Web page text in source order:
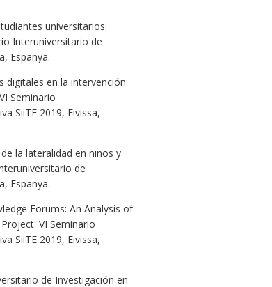
universitarios:
Interuniversitario de
Espanya.
digitales en la intervención
Seminario
SiiTE 2019, Eivissa,
la lateralidad en niños y
de
Espanya.
Forums: An Analysis of
VI Seminario
SiiTE 2019, Eivissa,
de Investigación en